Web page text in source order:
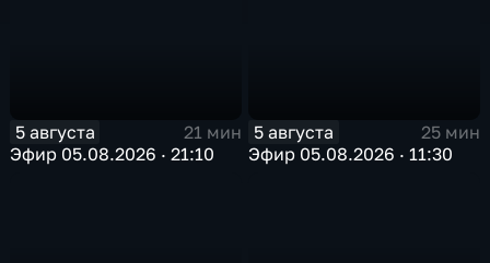
5 августа
21 мин
Эфир 05.08.2026 · 21:10
5 августа
25 мин
Эфир 05.08.2026 · 11:30